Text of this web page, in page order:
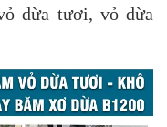
dừa tươi, vỏ dừa